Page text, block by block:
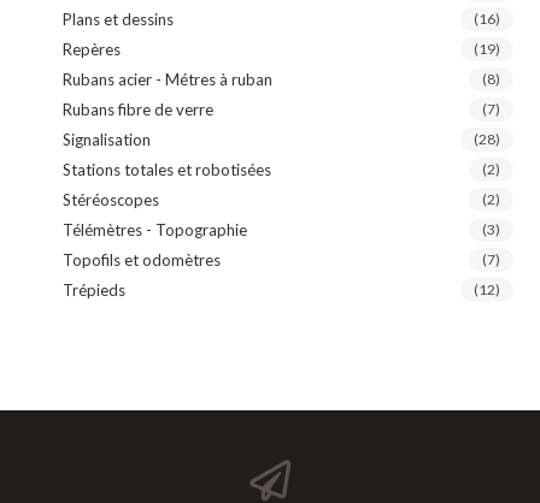
Plans et dessins (16)
Repères (19)
Rubans acier - Métres à ruban (8)
Rubans fibre de verre (7)
Signalisation (28)
Stations totales et robotisées (2)
Stéréoscopes (2)
Télémètres - Topographie (3)
Topofils et odomètres (7)
Trépieds (12)